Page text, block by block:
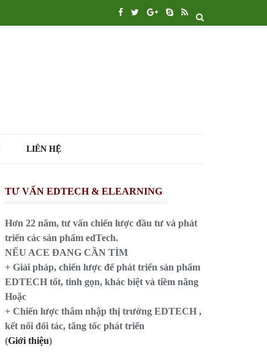
LIÊN HỆ
TƯ VẤN EDTECH & ELEARNING
Hơn 22 năm, tư vấn chiến lược đầu tư và phát
triển các sản phẩm edTech.
NẾU ACE ĐANG CẦN TÌM
+ Giải pháp, chiến lược để phát triển sản phẩm
EDTECH tốt, tinh gọn, khác biệt và tiềm năng
Hoặc
+ Chiến lược thâm nhập thị trường EDTECH ,
kết nối đối tác, tăng tốc phát triển
(Giới thiệu)